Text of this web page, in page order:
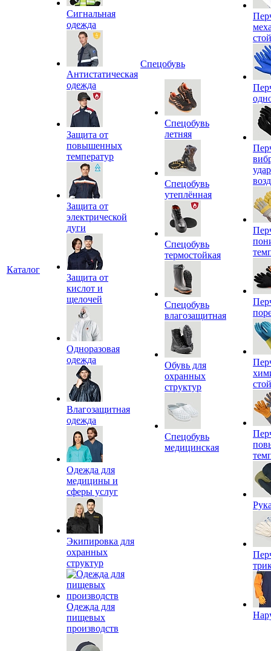
Каталог
Сигнальная
одежда
Антистатическая
одежда
Защита от
повышенных
температур
Защита от
электрической
дуги
Защита от
кислот и
щелочей
Одноразовая
одежда
Влагозащитная
одежда
Одежда для
медицины и
сферы услуг
Экипировка для
охранных
структур
Одежда для
пищевых
производств
Спецобувь
Спецобувь
летняя
Спецобувь
утеплённая
Спецобувь
термостойкая
Спецобувь
влагозащитная
Обувь для
охранных
структур
Спецобувь
медицинская